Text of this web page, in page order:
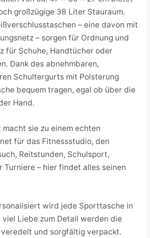
großzügige 38 Liter Stauraum.
– eine davon mit
– sorgen für Ordnung und
für Schuhe, Handtücher oder
Dank des abnehmbaren,
Schultergurts mit Polsterung
bequem tragen, egal ob über die
Hand.
sie zu einem echten
für das Fitnessstudio, den
Reitstunden, Schulsport,
Turniere – hier findet alles seinen
wird jede Sporttasche in
Liebe zum Detail werden die
und sorgfältig verpackt.